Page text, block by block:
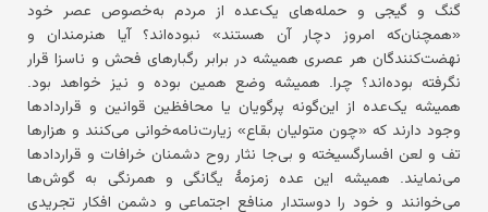
گنگ و گیجی و حمله‌های یک‌عده از مردم به‌خصوص عصر خود
«همچنان‌که امروز دچار آن هستند» نبوده‌اند؟ آیا هنرمندان و
نهضت‌کنندگان هر عصری همیشه در برابر رگبارهای فحش و ناسزا قرار
نگرفته بوده‌اند؟ چرا. همیشه وضع همین بوده و نیز خواهد بود.
همیشه یک‌عده از این‌گونه پرگویان یا محافظین قوانین و قراردادها
وجود دارند که «چون متولیان بقاع» زیارت‌نامه‌خوانی می‌کنند و هزارها
تف و لعن افسارگسیخته و بی‌جا نثار روح دشمنان خرافات و قراردادها
می‌نمایند. همیشه این عده زمزمهٔ یگانگی و همرنگی به گوش‌ها
می‌خوانند و خود را دوستدار منافع اجتماعی و دشمن افکار تجریدی